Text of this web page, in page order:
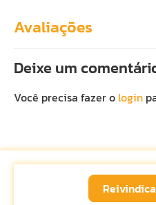
Avaliações
Deixe um
Você precisa fazer o login